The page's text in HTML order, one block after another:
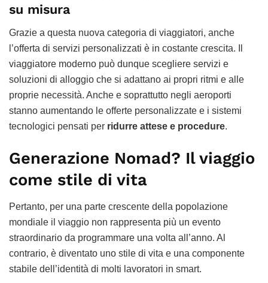
su misura
Grazie a questa nuova categoria di viaggiatori, anche
l’offerta di servizi personalizzati è in costante crescita. Il
viaggiatore moderno può dunque scegliere servizi e
soluzioni di alloggio che si adattano ai propri ritmi e alle
proprie necessità. Anche e soprattutto negli aeroporti
stanno aumentando le offerte personalizzate e i sistemi
tecnologici pensati per ridurre attese e procedure.
Generazione Nomad? Il viaggio
come stile di vita
Pertanto, per una parte crescente della popolazione
mondiale il viaggio non rappresenta più un evento
straordinario da programmare una volta all’anno. Al
contrario, è diventato uno stile di vita e una componente
stabile dell’identità di molti lavoratori in smart.